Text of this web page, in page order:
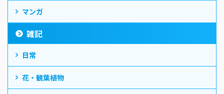
マンガ
雑記
日常
花・観葉植物